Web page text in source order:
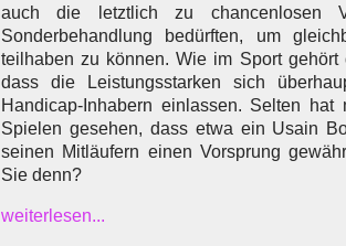
auch die letztlich zu chancenlosen
Sonderbehandlung bedürften, um
teilhaben zu können. Wie im Sport gehört
dass die Leistungsstarken sich
Handicap-Inhabern einlassen. Selten hat
Spielen gesehen, dass etwa ein Usain
seinen Mitläufern einen Vorsprung
Sie denn?
weiterlesen...